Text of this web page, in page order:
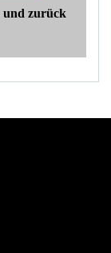
und zurück